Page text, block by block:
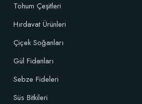
Tohum Çeşitleri
Hırdavat Ürünleri
Çiçek Soğanları
Gül Fidanları
Sebze Fideleri
Süs Bitkileri